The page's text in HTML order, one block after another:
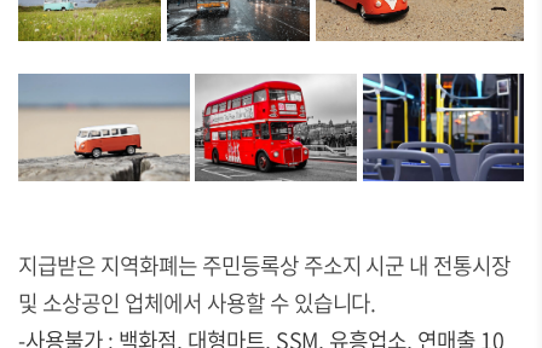
지급받은 지역화폐는 주민등록상 주소지 시군 내 전통시장
및 소상공인 업체에서 사용할 수 있습니다.
-사용불가 : 백화점, 대형마트, SSM, 유흥업소, 연매출 10